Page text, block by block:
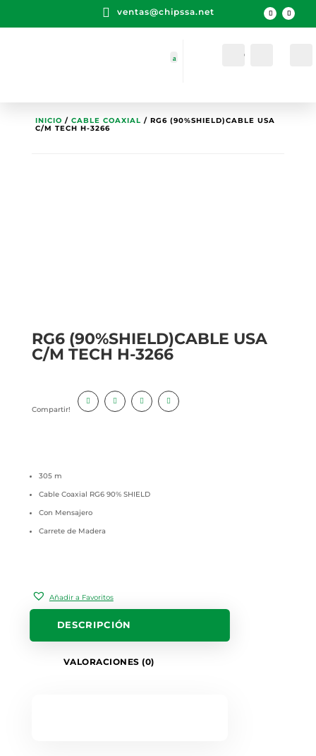
 ventas@chipssa.net
Cuenta
INICIO / CABLE COAXIAL / RG6 (90%SHIELD)CABLE USA
C/M TECH H-3266
RG6 (90%SHIELD)CABLE USA
C/M TECH H-3266
Compartir!
305 m
Cable Coaxial RG6 90% SHIELD
Con Mensajero
Carrete de Madera
Añadir a Favoritos
DESCRIPCIÓN
VALORACIONES (0)